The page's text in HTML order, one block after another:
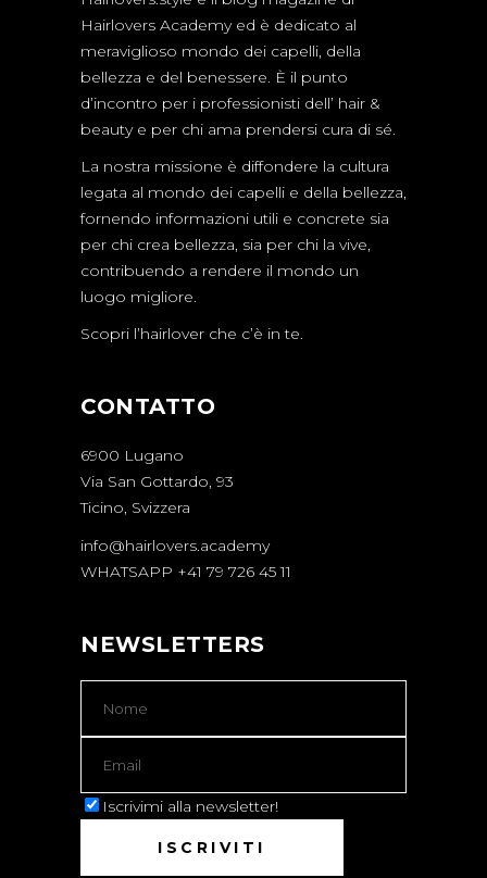
Hairlovers Academy ed è dedicato al
meraviglioso mondo dei capelli, della
bellezza e del benessere. È il punto
d’incontro per i professionisti dell’ hair &
beauty e per chi ama prendersi cura di sé.
La nostra missione è diffondere la cultura
legata al mondo dei capelli e della bellezza,
fornendo informazioni utili e concrete sia
per chi crea bellezza, sia per chi la vive,
contribuendo a rendere il mondo un
luogo migliore.
Scopri l’hairlover che c’è in te.
CONTATTO
6900 Lugano
Via San Gottardo, 93
Ticino, Svizzera
info@hairlovers.academy
WHATSAPP +41 79 726 45 11
NEWSLETTERS
Iscrivimi alla newsletter!